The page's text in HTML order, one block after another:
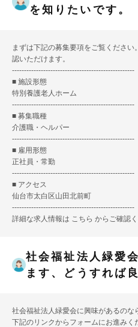
を知りたいです。
まずは下記の募集要項をご覧ください
認いただけます。
---------------------------------------------------
■ 施設形態
特別養護老人ホーム
---------------------------------------------------
■ 募集職種
介護職・ヘルパー
---------------------------------------------------
■ 雇用形態
正社員・常勤
---------------------------------------------------
■ アクセス
仙台市太白区山田北前町
---------------------------------------------------
詳細な求人情報は こちら からご確認く
社会福祉法人緑愛
ます、どうすれば
社会福祉法人緑愛会に興味があるのな
下記のリンクからフォームにお進みく